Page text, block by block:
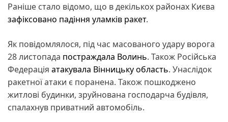
Раніше стало відомо, що в декількох районах Києва
зафіксовано падіння уламків ракет.
Як повідомлялося, під час масованого удару ворога
28 листопада постраждала Волинь. Також Російська
Федерація атакувала Вінницьку область. Унаслідок
ракетної атаки є поранена. Також пошкоджено
житлові будинки, зруйнована господарча будівля,
спалахнув приватний автомобіль.